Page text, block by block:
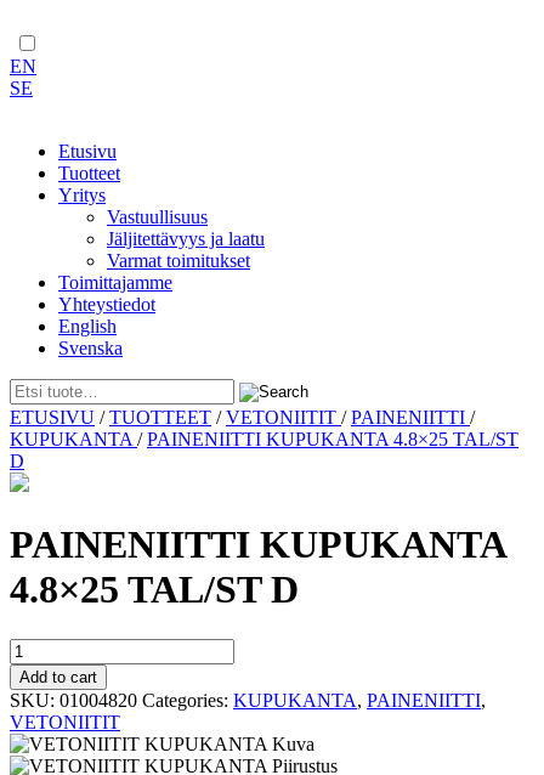
EN
SE
Etusivu
Tuotteet
Yritys
Vastuullisuus
Jäljitettävyys ja laatu
Varmat toimitukset
Toimittajamme
Yhteystiedot
English
Svenska
Skip
to
content
ETUSIVU /TUOTTEET /VETONIITIT /PAINENIITTI /
KUPUKANTA /PAINENIITTI KUPUKANTA 4.8×25 TAL/ST
D
PAINENIITTI KUPUKANTA
4.8×25 TAL/ST D
PAINENIITTI
KUPUKANTA
4.8x25
TAL/ST
D
quantity
Add to cart
SKU: 01004820 Categories: KUPUKANTA, PAINENIITTI,
VETONIITIT